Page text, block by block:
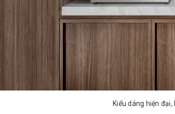
Kiểu dáng hiện